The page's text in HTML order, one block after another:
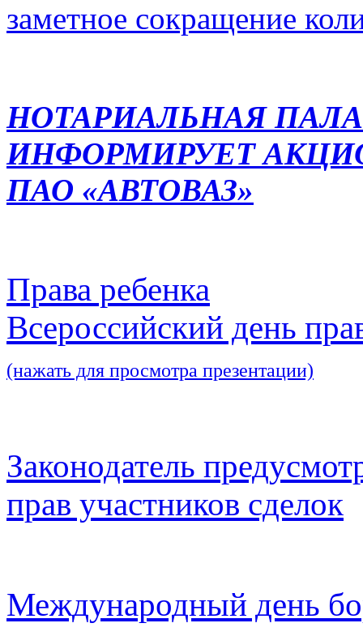
заметное сокращение
НОТАРИАЛЬНАЯ
ИНФОРМИРУЕТ
ПАО «АВТОВАЗ»
Права ребенка
Всероссийский день
(нажать для просмотра презентации)
Законодатель
прав участников сделок
Международный день